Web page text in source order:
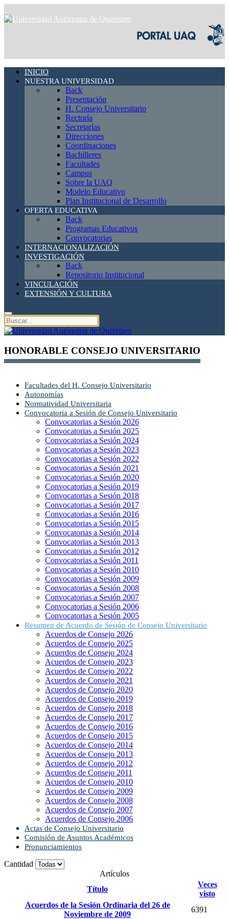
INICIO
NUESTRA UNIVERSIDAD
Back
Presentación
H. Consejo Universitario
Rectoría
Secretarías
Direcciones
Coordinaciones
Bachilleres
Facultades
Campus
Sobre la UAQ
Modelo Educativo
Plan Institucional de Desarrollo
OFERTA EDUCATIVA
Back
Programas Educativos
Convocatorias
INTERNACIONALIZACIÓN
INVESTIGACIÓN
Back
Repositorio Institucional
VINCULACIÓN
EXTENSIÓN Y CULTURA
HONORABLE CONSEJO UNIVERSITARIO
Facultades del H. Consejo Universitario
Autonomías
Normatividad Universitaria
Convocatoria a Sesión de Consejo Universitario
Convocatorias a Sesión 2026
Convocatorias a Sesión 2025
Convocatorias a Sesión 2024
Convocatorias a Sesión 2023
Convocatorias a Sesión 2022
Convocatorias a Sesión 2021
Convocatorias a Sesión 2020
Convocatorias a Sesión 2019
Convocatorias a Sesión 2018
Convocatorias a Sesión 2017
Convocatorias a Sesión 2016
Convocatorias a Sesión 2015
Convocatorias a Sesión 2014
Convocatorias a Sesión 2013
Convocatorias a Sesión 2012
Convocatorias a Sesión 2011
Convocatorias a Sesión 2010
Convocatorias a Sesión 2009
Convocatorias a Sesión 2008
Convocatorias a Sesión 2007
Convocatorias a Sesión 2006
Convocatorias a Sesión 2005
Resumen de Acuerdo de Sesión de Consejo Universitario
Acuerdos de Consejo 2026
Acuerdos de Consejo 2025
Acuerdos de Consejo 2024
Acuerdos de Consejo 2023
Acuerdos de Consejo 2022
Acuerdos de Consejo 2021
Acuerdos de Consejo 2020
Acuerdos de Consejo 2019
Acuerdos de Consejo 2018
Acuerdos de Consejo 2017
Acuerdos de Consejo 2016
Acuerdos de Consejo 2015
Acuerdos de Consejo 2014
Acuerdos de Consejo 2013
Acuerdos de Consejo 2012
Acuerdos de Consejo 2011
Acuerdos de Consejo 2010
Acuerdos de Consejo 2009
Acuerdos de Consejo 2008
Acuerdos de Consejo 2007
Acuerdos de Consejo 2006
Actas de Consejo Universitario
Comisión de Asuntos Académicos
Pronunciamientos
Cantidad
Artículos
Título
Veces
visto
Acuerdos de la Sesión Ordinaria del 26 de
Noviembre de 2009
6391